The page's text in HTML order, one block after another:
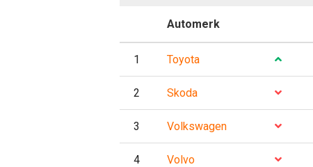
Automerk
1 Toyota
2 Skoda
3 Volkswagen
4 Volvo